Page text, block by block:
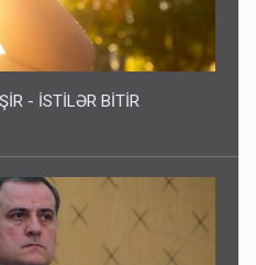
- İSTİLƏR BİTİR